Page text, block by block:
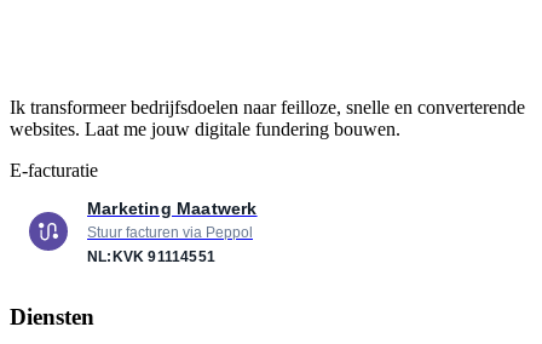
Ik transformeer bedrijfsdoelen naar feilloze, snelle en converterende
websites. Laat me jouw digitale fundering bouwen.
E-facturatie
Marketing Maatwerk
Stuur facturen via Peppol
NL:KVK 91114551
Diensten